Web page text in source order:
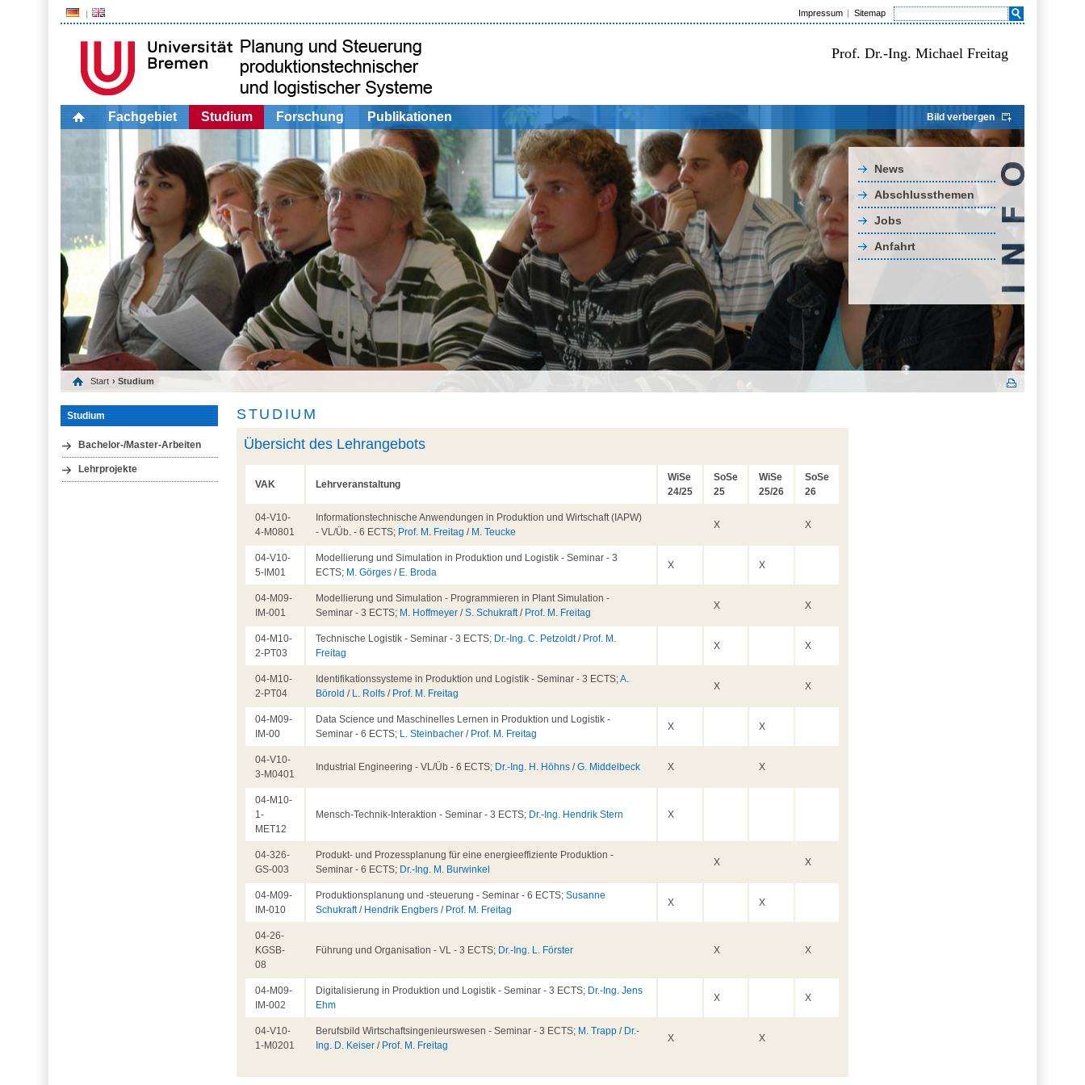
Impressum Sitemap
Prof. Dr.-Ing. Michael Freitag
Fachgebiet Studium Forschung Publikationen Bild verbergen
News
Abschlussthemen
Jobs
Anfahrt
Start › Studium
Studium
Bachelor-/Master-Arbeiten
Lehrprojekte
STUDIUM
Übersicht des Lehrangebots
VAK Lehrveranstaltung
WiSe
24/25
SoSe
25
WiSe
25/26
SoSe
26
04-V10-
4-M0801
Informationstechnische Anwendungen in Produktion und Wirtschaft (IAPW)
- VL/Üb. - 6 ECTS; Prof. M. Freitag / M. Teucke
X X
04-V10-
5-IM01
Modellierung und Simulation in Produktion und Logistik - Seminar - 3
ECTS; M. Görges / E. Broda
X X
04-M09-
IM-001
Modellierung und Simulation - Programmieren in Plant Simulation -
Seminar - 3 ECTS; M. Hoffmeyer /S. Schukraft/ Prof. M. Freitag
X X
04-M10-
2-PT03
Technische Logistik - Seminar - 3 ECTS; Dr.-Ing. C. Petzoldt/ Prof. M.
Freitag
X X
04-M10-
2-PT04
Identifikationssysteme in Produktion und Logistik - Seminar - 3 ECTS;A.
Börold / L. Rolfs / Prof. M. Freitag
X X
04-M09-
IM-00
Data Science und Maschinelles Lernen in Produktion und Logistik -
Seminar - 6 ECTS; L. Steinbacher / Prof. M. Freitag
X X
04-V10-
3-M0401
Industrial Engineering - VL/Üb - 6 ECTS; Dr.-Ing. H. Höhns /G. Middelbeck X X
04-M10-
1-
MET12
Mensch-Technik-Interaktion - Seminar - 3 ECTS; Dr.-Ing. Hendrik Stern X
04-326-
GS-003
Produkt- und Prozessplanung für eine energieeffiziente Produktion -
Seminar - 6 ECTS; Dr.-Ing. M. Burwinkel
X X
04-M09-
IM-010
Produktionsplanung und -steuerung - Seminar - 6 ECTS;Susanne
Schukraft/ Hendrik Engbers / Prof. M. Freitag
X X
04-26-
KGSB-
08
Führung und Organisation - VL - 3 ECTS; Dr.-Ing. L. Förster X X
04-M09-
IM-002
Digitalisierung in Produktion und Logistik - Seminar - 3 ECTS; Dr.-Ing. Jens
Ehm
X X
04-V10-
1-M0201
Berufsbild Wirtschaftsingenieurswesen - Seminar - 3 ECTS; M. Trapp / Dr.-
Ing. D. Keiser / Prof. M. Freitag
X X